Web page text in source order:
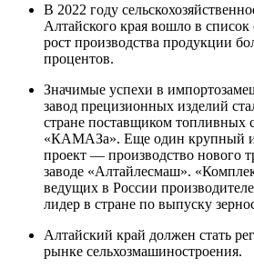
В 2022 году
Алтайского края вошло в
рост производства продукции
процентов.
Значимые успехи в
завод прецизионных изделий
стране поставщиком топливных
«КАМАЗа». Еще один крупный
проект — производство нового
заводе «Алтайлесмаш».
ведущих в России
лидер в стране по выпуску
Алтайский край должен стать
рынке сельхозмашиностроения.